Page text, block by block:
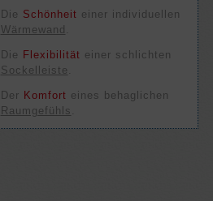
Die Schön­heit einer in­di­viduel­len
Wärme­wand .
Die Flexi­bili­tät einer schlich­ten
Sockel­leiste .
Der Kom­fort eines behag­lichen
Raum­gefühls .